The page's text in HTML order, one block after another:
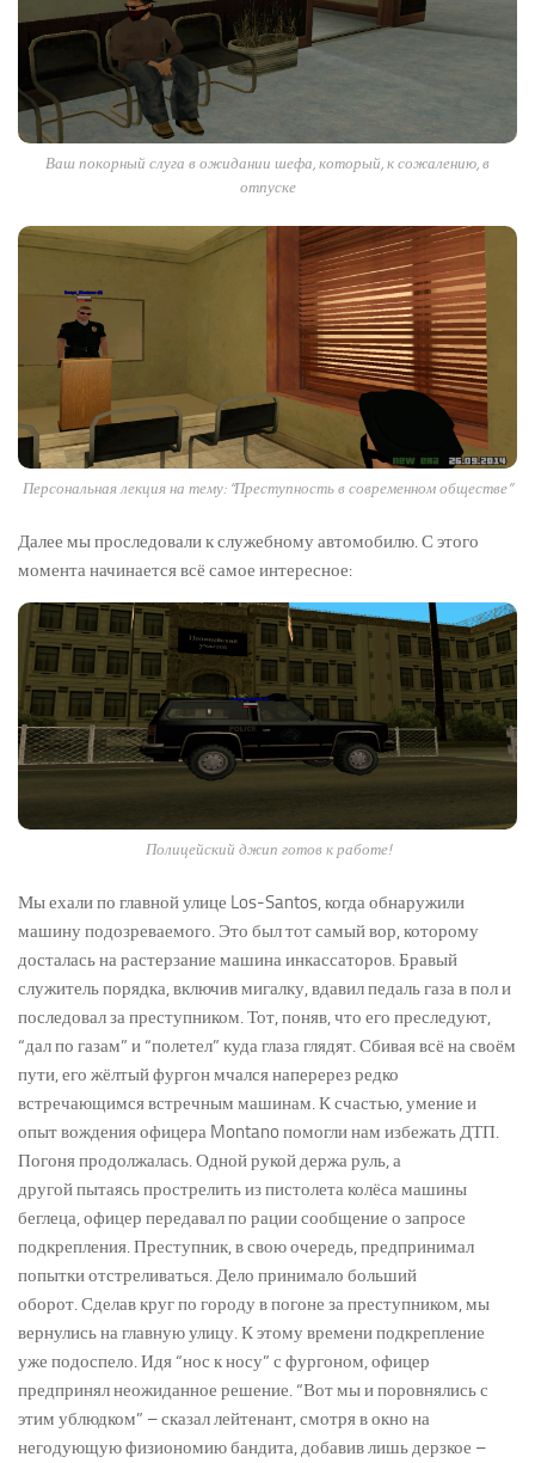
Ваш покорный слуга в ожидании шефа, который, к сожалению, в
отпуске
Персональная лекция на тему: “Преступность в современном обществе”
Далее мы проследовали к служебному автомобилю. С этого
момента начинается всё самое интересное:
Полицейский джип готов к работе!
Мы ехали по главной улице Los-Santos, когда обнаружили
машину подозреваемого. Это был тот самый вор, которому
досталась на растерзание машина инкассаторов. Бравый
служитель порядка, включив мигалку, вдавил педаль газа в пол и
последовал за преступником. Тот, поняв, что его преследуют,
“дал по газам” и “полетел” куда глаза глядят. Сбивая всё на своём
пути, его жёлтый фургон мчался наперерез редко
встречающимся встречным машинам. К счастью, умение и
опыт вождения офицера Montano помогли нам избежать ДТП.
Погоня продолжалась. Одной рукой держа руль, а
другой пытаясь прострелить из пистолета колёса машины
беглеца, офицер передавал по рации сообщение о запросе
подкрепления. Преступник, в свою очередь, предпринимал
попытки отстреливаться. Дело принимало больший
оборот. Сделав круг по городу в погоне за преступником, мы
вернулись на главную улицу. К этому времени подкрепление
уже подоспело. Идя “нос к носу” с фургоном, офицер
предпринял неожиданное решение. “Вот мы и поровнялись с
этим ублюдком” – сказал лейтенант, смотря в окно на
негодующую физиономию бандита, добавив лишь дерзкое –